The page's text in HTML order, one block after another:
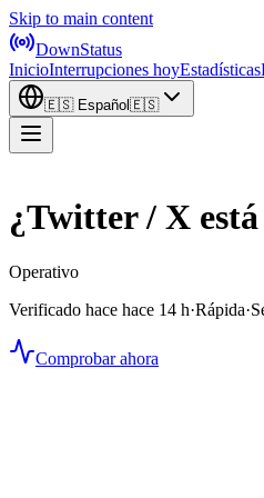
Skip to main content
DownStatus
InicioInterrupciones hoyEstadísticas
🇪🇸 Español 🇪🇸
¿Twitter / X
Operativo
Verificado hace hace 14 h·Rápida·
Comprobar ahora